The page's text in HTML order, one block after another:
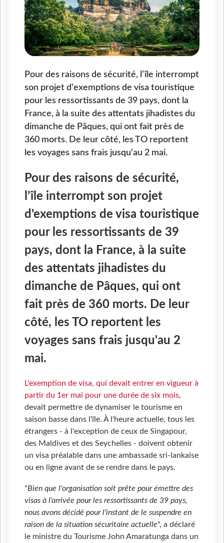
Pour des raisons de sécurité, l’île interrompt
son projet d'exemptions de visa touristique
pour les ressortissants de 39 pays, dont la
France, à la suite des attentats jihadistes du
dimanche de Pâques, qui ont fait près de
360 morts. De leur côté, les TO reportent
les voyages sans frais jusqu'au 2 mai.
Pour des raisons de sécurité,
l’île interrompt son projet
d'exemptions de visa touristique
pour les ressortissants de 39
pays, dont la France, à la suite
des attentats jihadistes du
dimanche de Pâques, qui ont
fait près de 360 morts. De leur
côté, les TO reportent les
voyages sans frais jusqu'au 2
mai.
L'exemption de visa, qui devait entrer en vigueur à
partir du 1er mai pour une durée de six mois,
devait permettre de dynamiser le tourisme en
saison basse dans l'île. À l'heure actuelle, tous les
étrangers - à l'exception de ceux de Singapour,
des Maldives et des Seychelles - doivent obtenir
un visa préalable dans une ambassade sri-lankaise
ou en ligne avant de se rendre dans le pays.
"Bien que l'organisation soit prête pour émettre des
visas à l'arrivée pour les ressortissants de 39 pays,
nous avons décidé pour l'instant de le suspendre en
raison de la situation sécuritaire actuelle", a déclaré
le ministre du Tourisme John Amaratunga dans un